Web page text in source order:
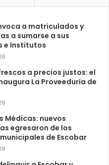
a matriculados y
a sumarse a sus
e Institutos
a precios justos: el
La Proveeduría de
Médicas: nuevos
egresaron de los
de Escobar